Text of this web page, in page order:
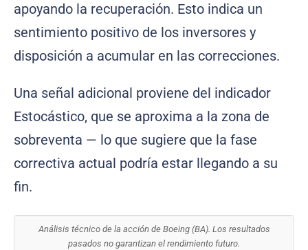
apoyando la recuperación. Esto indica un
sentimiento positivo de los inversores y
disposición a acumular en las correcciones.
Una señal adicional proviene del indicador
Estocástico, que se aproxima a la zona de
sobreventa — lo que sugiere que la fase
correctiva actual podría estar llegando a su
fin.
Análisis técnico de la acción de Boeing (BA). Los resultados
pasados no garantizan el rendimiento futuro.